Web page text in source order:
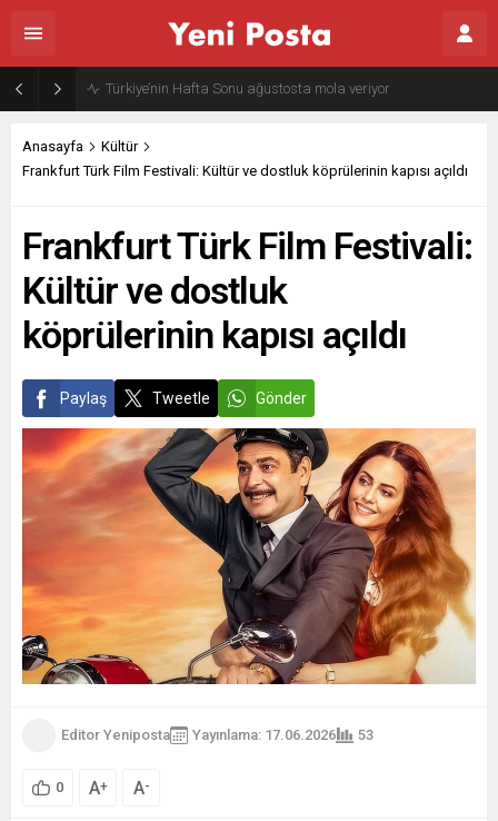
Gazze’nin geleceği: Teknokratik kontrol mü, kolonializm mi?
Anasayfa
Kültür
Frankfurt Türk Film Festivali: Kültür ve dostluk köprülerinin kapısı açıldı
Frankfurt Türk Film Festivali:
Kültür ve dostluk
köprülerinin kapısı açıldı
Paylaş Tweetle Gönder
Editor Yeniposta Yayınlama: 17.06.2026 53
0 A+ A-